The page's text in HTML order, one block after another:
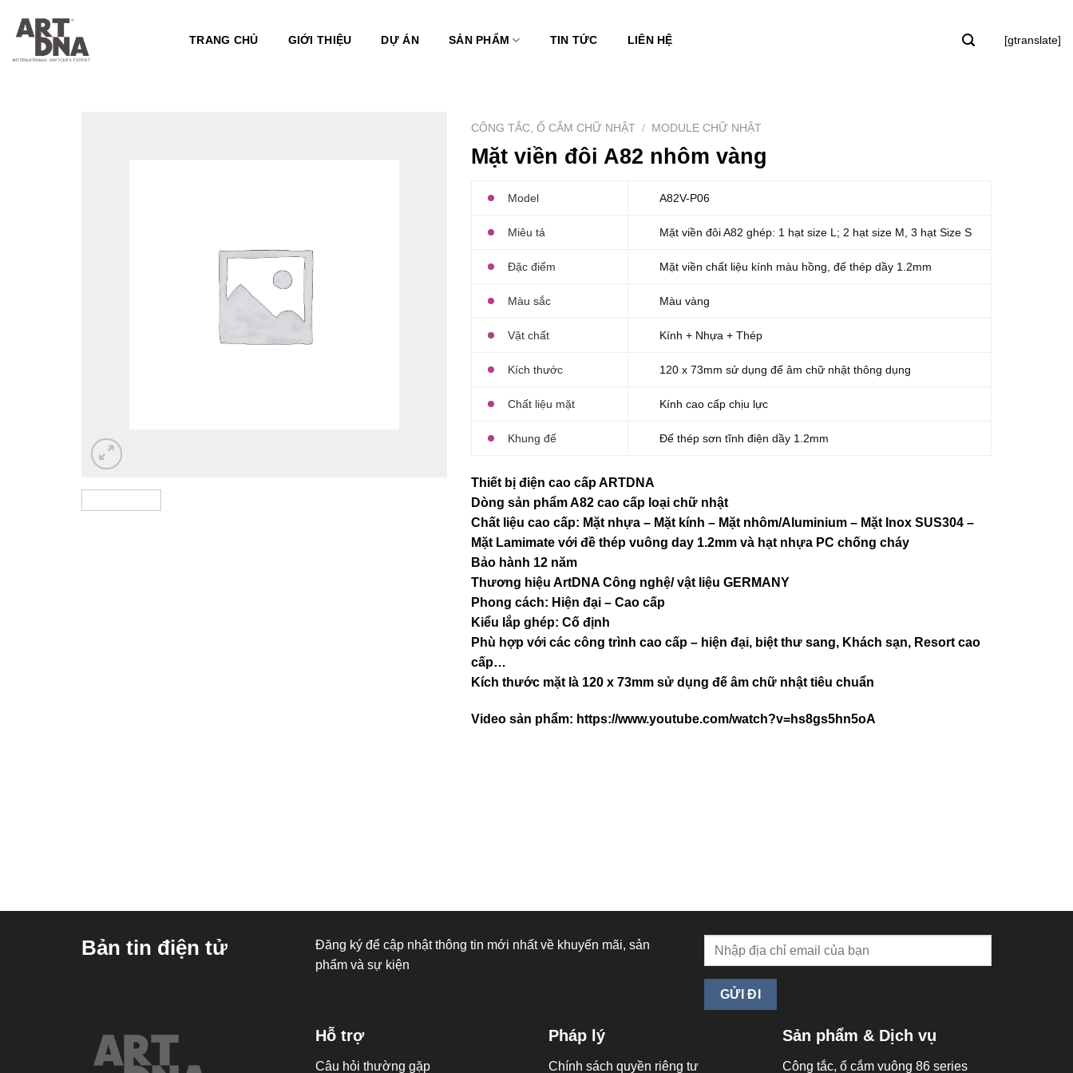
TRANG CHỦ GIỚI THIỆU DỰ ÁN SẢN PHẨM TIN TỨC LIÊN HỆ [gtranslate]
CÔNG TẮC, Ổ CẮM CHỮ NHẬT / MODULE CHỮ NHẬT
Mặt viền đôi A82 nhôm vàng
Model A82V-P06
Miêu tả Mặt viền đôi A82 ghép: 1 hạt size L; 2 hạt size M, 3 hạt Size S
Đặc điểm Mặt viền chất liệu kính màu hồng, đế thép dầy 1.2mm
Màu sắc Màu vàng
Vật chất Kính + Nhựa + Thép
Kích thước 120 x 73mm sử dụng đế âm chữ nhật thông dụng
Chất liệu mặt Kính cao cấp chịu lực
Khung đế Đế thép sơn tĩnh điện dầy 1.2mm
Thiết bị điện cao cấp ARTDNA
Dòng sản phẩm A82 cao cấp loại chữ nhật
Chất liệu cao cấp: Mặt nhựa – Mặt kính – Mặt nhôm/Aluminium – Mặt Inox SUS304 –
Mặt Lamimate với đề thép vuông day 1.2mm vàhạt nhựa PC chống cháy
Bảo hành 12 năm
Thương hiệu ArtDNA Công nghệ/ vật liệu GERMANY
Phong cách: Hiện đại – Cao cấp
Kiểu lắp ghép: Cố định
Phù hợp với các công trình cao cấp – hiện đại, biệt thư sang, Khách sạn, Resort cao
cấp…
Kích thước mặt là 120 x 73mm sử dụng đế âm chữ nhật tiêu chuẩn
Video sản phẩm: https://www.youtube.com/watch?v=hs8gs5hn5oA
Bản tin điện tử
Đăng ký để cập nhật thông tin mới nhất về khuyến mãi, sản
phẩm và sự kiện
Hỗ trợ
Câu hỏi thường gặp
Pháp lý
Chính sách quyền riêng tư
Sản phẩm & Dịch vụ
Công tắc, ổ cắm vuông 86 series